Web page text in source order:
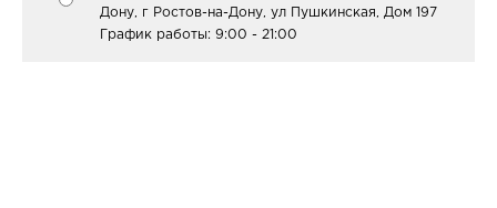
Дону, г Ростов-на-Дону, ул Пушкинская, Дом 197
График работы: 9:00 - 21:00